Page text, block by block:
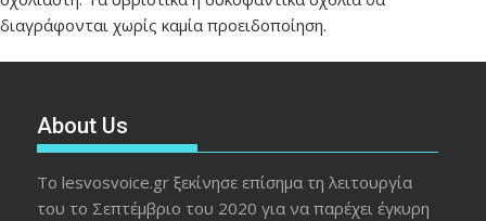
διαγράφονται χωρίς καμία προειδοποίηση.
About Us
Το lesvosvoice.gr ξεκίνησε επίσημα τη λειτουργία
του το Σεπτέμβριο του 2020 για να παρέχει έγκυρη